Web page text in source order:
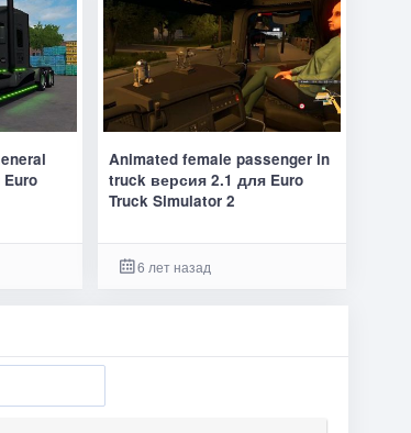
Animated female passenger in
truck версия 2.1 для Euro
Truck Simulator 2
6 лет назад